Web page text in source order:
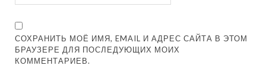
СОХРАНИТЬ МОЁ ИМЯ, EMAIL И АДРЕС САЙТА В ЭТОМ
БРАУЗЕРЕ ДЛЯ ПОСЛЕДУЮЩИХ МОИХ
КОММЕНТАРИЕВ.